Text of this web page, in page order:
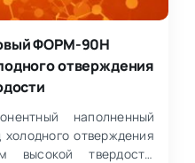
ФОРМ-90Н
отверждения
наполненный
отверждения
высокой твердости.